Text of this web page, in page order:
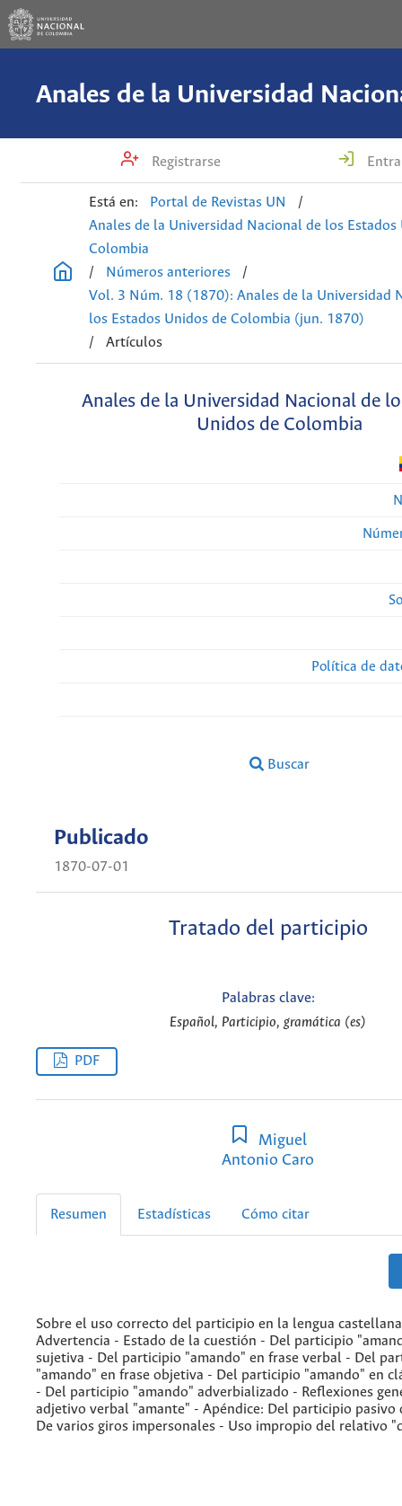
Registrarse
Está en: Portal de Revistas UN
/
Anales de la Universidad Nacional de los Estados
Colombia
/
Números anteriores
/
Vol. 3 Núm. 18 (1870): Anales de la Universidad
los Estados Unidos de Colombia (jun. 1870)
/
Artículos
Anales de la Universidad Nacional de
Unidos de Colombia
Política de
Buscar
Publicado
1870-07-01
Tratado del participio
Palabras clave:
Español, Participio, gramática (es)
PDF
Miguel
Antonio Caro
Resumen Estadísticas Cómo citar
Sobre el uso correcto del participio en la lengua
Advertencia - Estado de la cuestión - Del participio
sujetiva - Del participio "amando" en frase verbal - Del
"amando" en frase objetiva - Del participio "amando" en
- Del participio "amando" adverbializado - Reflexiones
adjetivo verbal "amante" - Apéndice: Del participio
De varios giros impersonales - Uso impropio del relativo